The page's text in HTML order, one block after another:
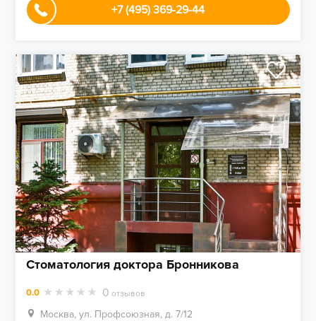
+7 (495) 369-29-44
Стоматология доктора Бронникова
0.0 0 отзывов
Москва, ул. Профсоюзная, д. 7/12